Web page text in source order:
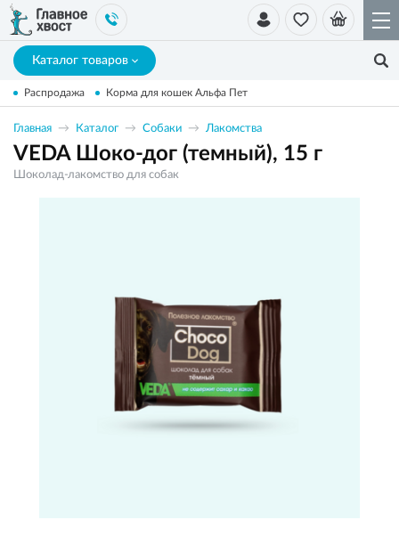
Каталог товаров
Распродажа Корма для кошек Альфа Пет
Главная Каталог Собаки Лакомства
VEDA Шоко-дог (темный), 15 г
Шоколад-лакомство для собак